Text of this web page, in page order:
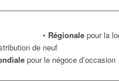
• Régionalepour la
de neuf
pour le négoce d’occasion